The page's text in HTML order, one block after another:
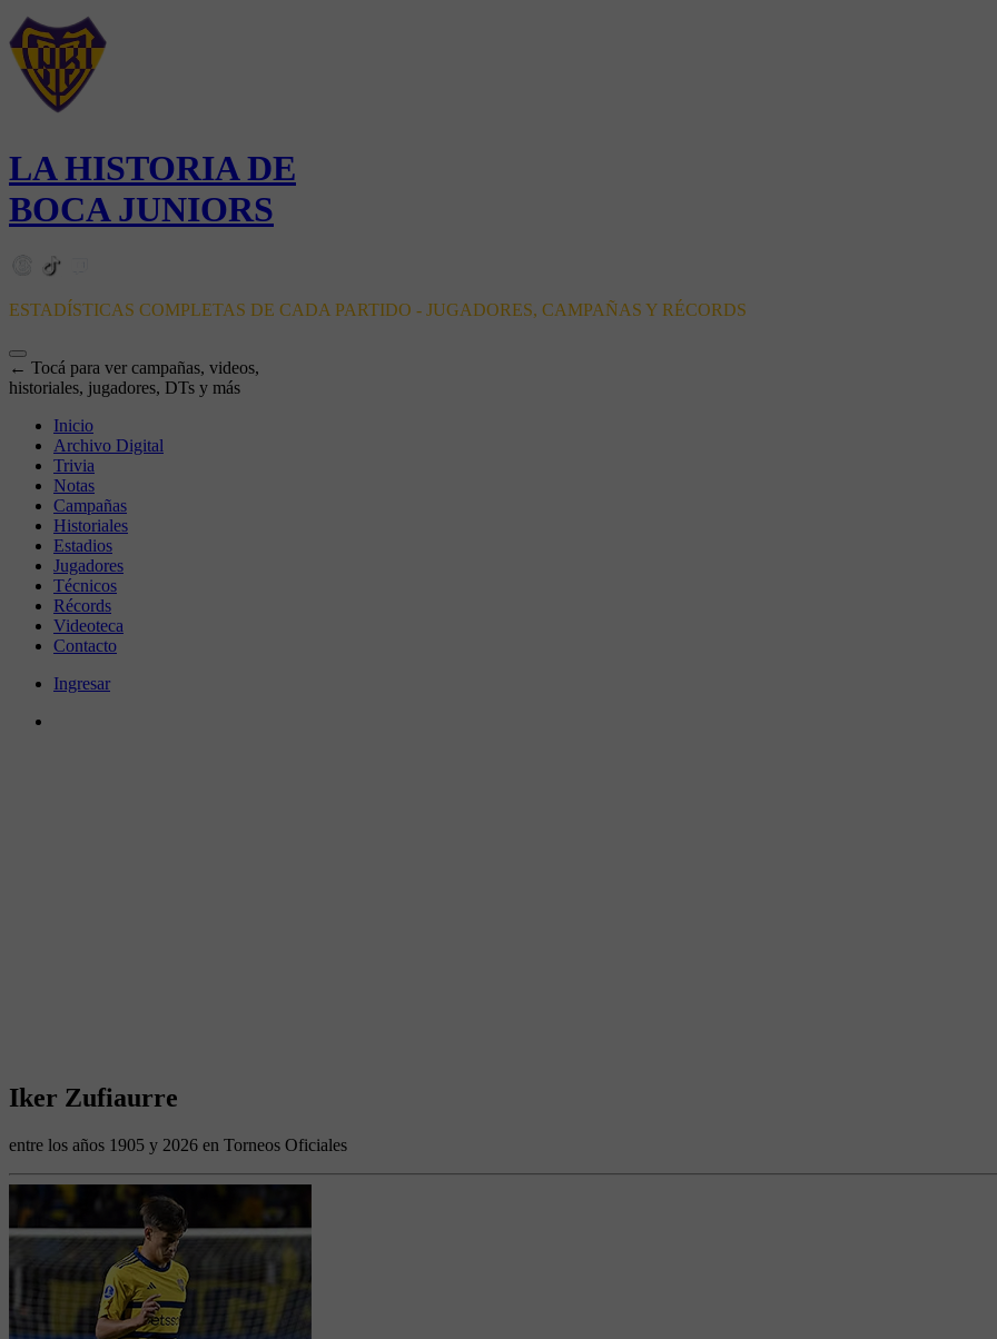
LA HISTORIA DE
BOCA JUNIORS
ESTADÍSTICAS COMPLETAS DE CADA PARTIDO - JUGADORES, CAMPAÑAS Y RÉCORDS
← Tocá para ver campañas, videos,
historiales, jugadores, DTs y más
Inicio
Archivo Digital
Trivia
Notas
Campañas
Historiales
Estadios
Jugadores
Técnicos
Récords
Videoteca
Contacto
Ingresar
Iker Zufiaurre
entre los años 1905 y 2026 en Torneos Oficiales